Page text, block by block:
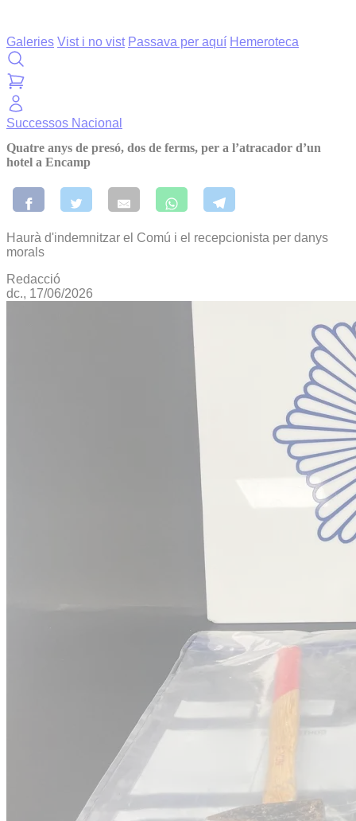
Galeries Vist i no vist Passava per aquí Hemeroteca
Successos Nacional
Quatre anys de presó, dos de ferms, per a l’atracador d’un
hotel a Encamp
Haurà d'indemnitzar el Comú i el recepcionista per danys
morals
Redacció
dc., 17/06/2026